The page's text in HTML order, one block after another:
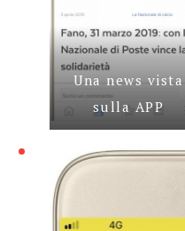
Una news vista
sulla APP